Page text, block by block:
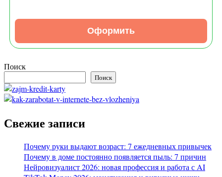
Оформить
Поиск
Поиск
Свежие записи
Почему руки выдают возраст: 7 ежедневных привычек
Почему в доме постоянно появляется пыль: 7 причин
Нейровизуалист 2026: новая профессия и работа с AI